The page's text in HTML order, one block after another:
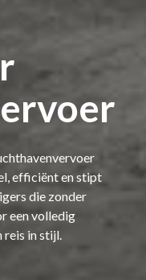
efficiënt en stipt
die zonder
een volledig
reis in stijl.